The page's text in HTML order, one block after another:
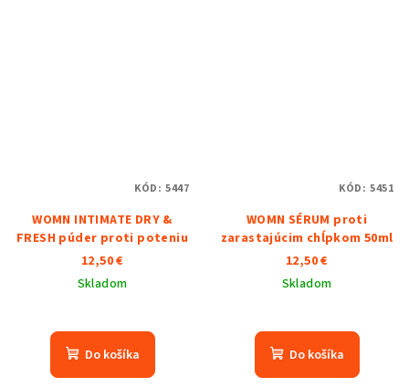
WOMN INTIMATE DRY &
FRESH púder proti poteniu
12,50 €
Skladom
Do košíka
KÓD: 5447
WOMN SÉRUM proti
zarastajúcim chĺpkom 50ml
12,50 €
Skladom
hodnotenie
produktu
Do košíka
KÓD: 5451